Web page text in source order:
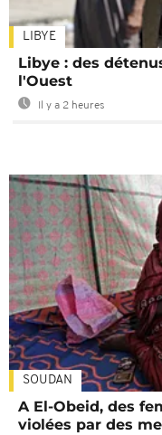
LIBYE
Libye : des
l'Ouest
Il y a 2 heures
SOUDAN
A El-Obeid, des
violées par des